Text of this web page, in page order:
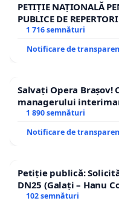
PETIȚIE NAȚIONALĂ
PUBLICE DE
1 716 semnături
Notificare de
Salvați Opera Brașov!
managerului
1 890 semnături
Notificare de
Petiție publică:
DN25 (Galați – Hanu
traseului în afara
102 semnături